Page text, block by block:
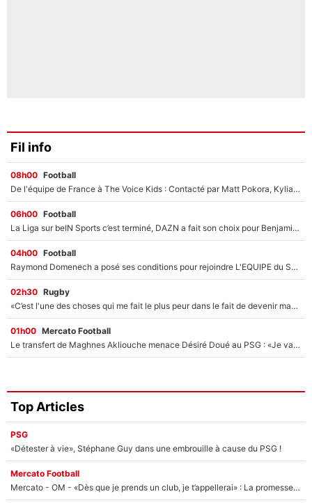
Fil info
08h00 Football
De l'équipe de France à The Voice Kids : Contacté par Matt Pokora, Kylian Mbappé a accepté de jouer un rôle inédit sur TF1 !
06h00 Football
La Liga sur beIN Sports c’est terminé, DAZN a fait son choix pour Benjamin Da Silva et Omar Da Fonseca !
04h00 Football
Raymond Domenech a posé ses conditions pour rejoindre L'EQUIPE du Soir : Il refuse de faire l'émission avec un autre chroniqueur !
02h30 Rugby
«C’est l'une des choses qui me fait le plus peur dans le fait de devenir maman» : En couple avec Antoine Dupont, Iris Mittenaere s'inquiète déjà pour ses futurs enfants !
01h00 Mercato Football
Le transfert de Maghnes Akliouche menace Désiré Doué au PSG : «Je valide à 200%»
Top Articles
PSG
«Détester à vie», Stéphane Guy dans une embrouille à cause du PSG !
Mercato Football
Mercato - OM - «Dès que je prends un club, je t’appellerai» : La promesse de Marcelino au moment de claquer la porte